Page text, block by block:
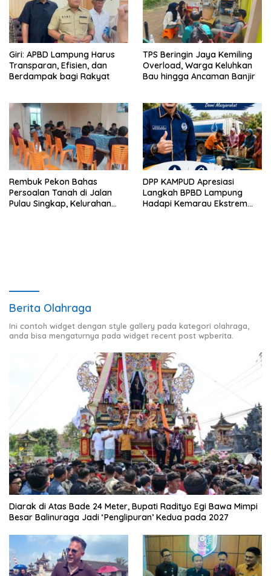
Giri: APBD Lampung Harus
Transparan, Efisien, dan
Berdampak bagi Rakyat
TPS Beringin Jaya Kemiling
Overload, Warga Keluhkan
Bau hingga Ancaman Banjir
Rembuk Pekon Bahas
Persoalan Tanah di Jalan
Pulau Singkap, Kelurahan
DPP KAMPUD Apresiasi
Langkah BPBD Lampung
Hadapi Kemarau Ekstrem
Berita Olahraga
Ini contoh widget dengan style gallery pada kategori olahraga,
anda bisa mengaturnya pada widget recent post wpberita.
Diarak di Atas Bade 24 Meter, Bupati Radityo Egi Bawa Mimpi
Besar Balinuraga Jadi ‘Penglipuran’ Kedua pada 2027